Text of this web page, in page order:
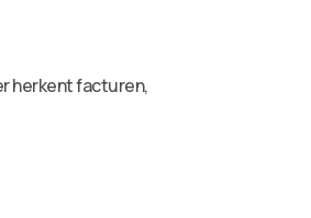
herkent facturen,